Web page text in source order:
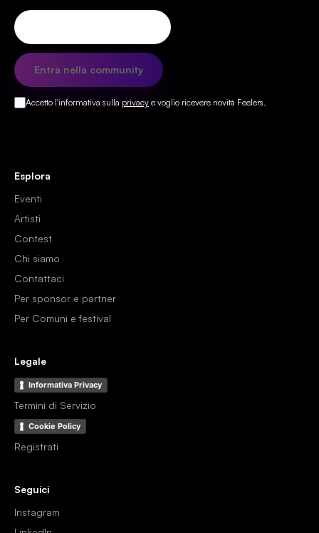
La tua email
Entra nella community
Accetto l'informativa sulla privacy e voglio ricevere novità Feelers.
Esplora
Eventi
Artisti
Contest
Chi siamo
Contattaci
Per sponsor e partner
Per Comuni e festival
Legale
Informativa Privacy
Termini di Servizio
Cookie Policy
Registrati
Seguici
Instagram